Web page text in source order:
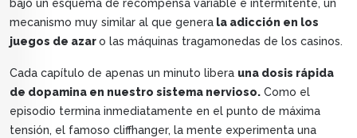
bajo un esquema de recompensa variable e intermitente, un
mecanismo muy similar al que genera la adicción en los
juegos de azaro las máquinas tragamonedas de los casinos.
Cada capítulo de apenas un minuto libera una dosis rápida
de dopamina en nuestro sistema nervioso. Como el
episodio termina inmediatamente en el punto de máxima
tensión, el famoso cliffhanger, la mente experimenta una